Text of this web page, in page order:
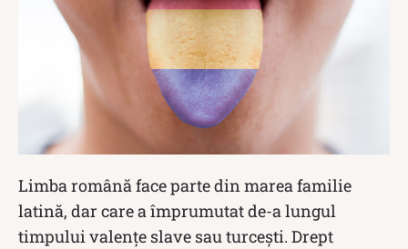
Limba română face parte din marea familie
latină, dar care a împrumutat de-a lungul
timpului valențe slave sau turcești. Drept